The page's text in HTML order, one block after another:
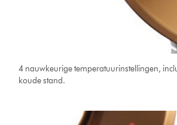
4 nauwkeurige temperatuurinstellingen,
koude stand.